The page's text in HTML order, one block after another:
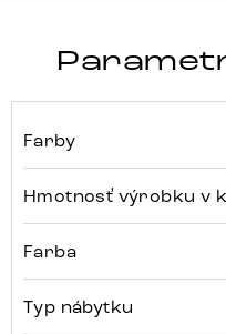
Farby
Hmotnosť výrobku v
Farba
Typ nábytku